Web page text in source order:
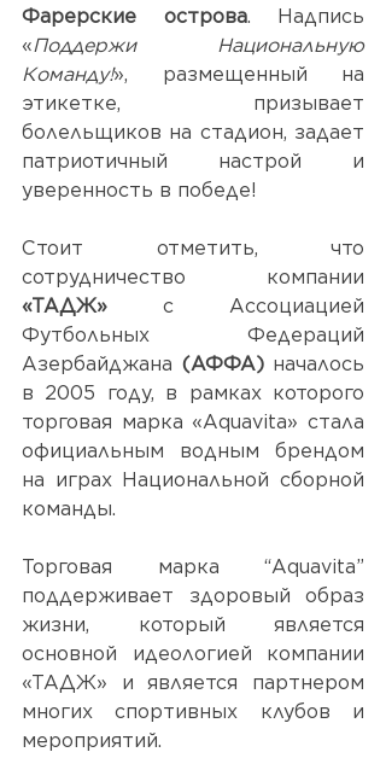
Фарерские острова. Надпись
«Поддержи Национальную
Команду!», размещенный на
этикетке, призывает
болельщиков на стадион, задает
патриотичный настрой и
уверенность в победе!
Стоит отметить, что
«ТАДЖ» с Ассоциацией
Футбольных Федераций
Азербайджана (АФФА) началось
в 2005 году, в рамках которого
торговая марка «Aquavita» стала
официальным водным брендом
на играх Национальной сборной
команды.
Торговая марка “Aquavita”
поддерживает здоровый образ
жизни, который является
основной идеологией компании
«ТАДЖ» и является партнером
многих спортивных клубов и
мероприятий.